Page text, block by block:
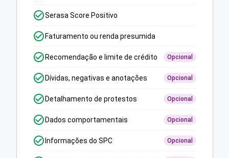
Serasa Score Positivo
Faturamento ou renda presumida
Recomendação e limite de crédito Opcional
Dívidas, negativas e anotações Opcional
Detalhamento de protestos Opcional
Dados comportamentais Opcional
Informações do SPC Opcional